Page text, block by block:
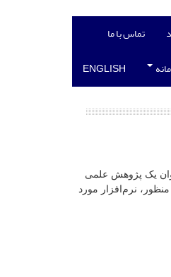
تماس با ما
ENGLISH
یک پژوهش علمی
نرم‌افزار مورد